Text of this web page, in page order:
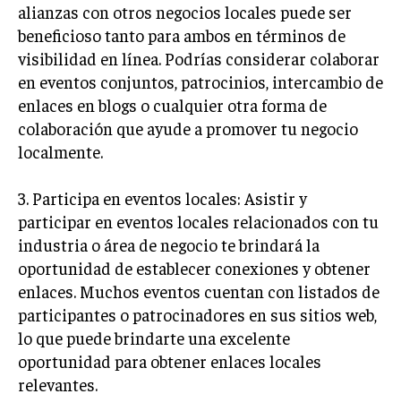
TECNOLOGIA
SOSTENIBILIDAD Y MEDIO AMBIENTE
GESTIÓN DE LA INNOVACIÓN TECNOLÓGICA
TRANSFORMACIÓN DIGITAL
ANALÍTICA EMPRESARIAL Y BUSINESS
INTELLIGENCE
CIBERSEGURIDAD EMPRESARIAL
ESTRATEGIA
EMPRESAS FAMILIARES Y SUCESIÓN
GESTIÓN DEL RIESGO EMPRESARIAL
NEGOCIACIÓN Y RESOLUCIÓN DE CONFLICTOS
DERECHO EMPRESARIAL Y REGULACIONES
ÉXITO EMPRESARIAL Y CASOS DE ESTUDIO
alianzas con otros negocios locales puede ser
beneficioso tanto para ambos en términos de
visibilidad en línea. Podrías considerar colaborar
en eventos conjuntos, patrocinios, intercambio de
enlaces en blogs o cualquier otra forma de
colaboración que ayude a promover tu negocio
localmente.
3. Participa en eventos locales: Asistir y
participar en eventos locales relacionados con tu
industria o área de negocio te brindará la
oportunidad de establecer conexiones y obtener
enlaces. Muchos eventos cuentan con listados de
participantes o patrocinadores en sus sitios web,
lo que puede brindarte una excelente
oportunidad para obtener enlaces locales
relevantes.